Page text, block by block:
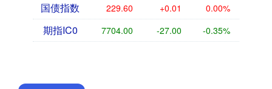
国债指数 229.60 +0.01 0.00%
期指IC0 7704.00 -27.00 -0.35%